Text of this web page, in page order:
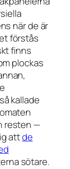
när de är
förstås
finns
plockas
kallade
resten —
attde
sötare.